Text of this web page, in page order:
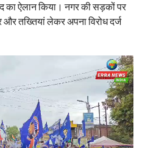
का ऐलान किया। नगर की सड़कों पर
और तख्तियां लेकर अपना विरोध दर्ज